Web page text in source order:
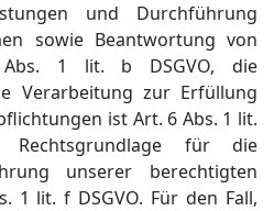
und Durchführung
sowie Beantwortung von
1 lit. b DSGVO, die
Verarbeitung zur Erfüllung
ist Art. 6 Abs. 1 lit.
für die
unserer berechtigten
1 lit. f DSGVO. Für den Fall,